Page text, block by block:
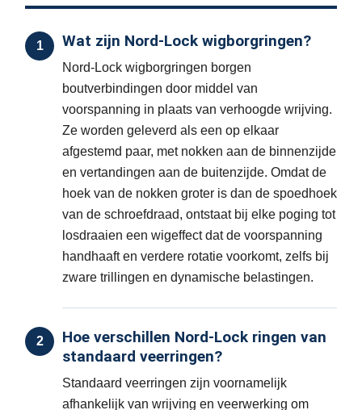
1 Wat zijn Nord-Lock wigborgringen?
Nord-Lock wigborgringen borgen
boutverbindingen door middel van
voorspanning in plaats van verhoogde wrijving.
Ze worden geleverd als een op elkaar
afgestemd paar, met nokken aan de binnenzijde
en vertandingen aan de buitenzijde. Omdat de
hoek van de nokken groter is dan de spoedhoek
van de schroefdraad, ontstaat bij elke poging tot
losdraaien een wigeffect dat de voorspanning
handhaaft en verdere rotatie voorkomt, zelfs bij
zware trillingen en dynamische belastingen.
2
Hoe verschillen Nord-Lock ringen van
standaard veerringen?
Standaard veerringen zijn voornamelijk
afhankelijk van wrijving en veerwerking om